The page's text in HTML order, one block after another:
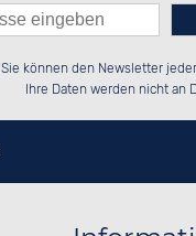
██░░██░░██░░░░░░██░░██░░██░░██░░
██████░░██████░░██████░░██████░░
░░░░██░░░░░░██░░░░░░██░░░░░░██░░
das
Sie können den Newsletter
Ihre Daten werden nicht an